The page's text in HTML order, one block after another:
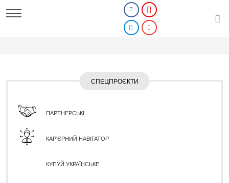
СПЕЦПРОЄКТИ
ПАРТНЕРСЬКІ
КАР'ЄРНИЙ НАВІГАТОР
КУПУЙ УКРАЇНСЬКЕ